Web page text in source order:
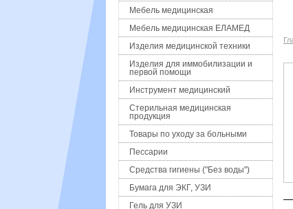
Мебель медицинская
Мебель медицинская ЕЛАМЕД
Изделия медицинской техники
Изделия для иммобилизации и
первой помощи
Инструмент медицинский
Стерильная медицинская
продукция
Товары по уходу за больными
Пессарии
Средства гигиены ("Без воды")
Бумага для ЭКГ, УЗИ
Гель для УЗИ